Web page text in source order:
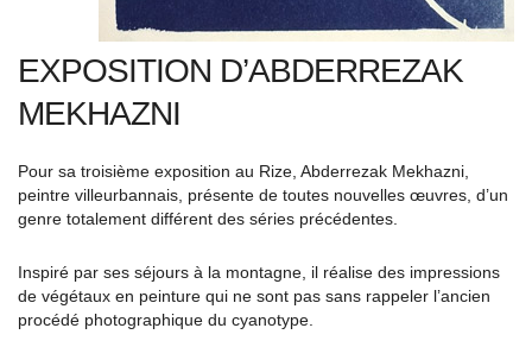
EXPOSITION D’ABDERREZAK
MEKHAZNI
Pour sa troisième exposition au Rize, Abderrezak Mekhazni,
peintre villeurbannais, présente de toutes nouvelles œuvres, d’un
genre totalement différent des séries précédentes.
Inspiré par ses séjours à la montagne, il réalise des impressions
de végétaux en peinture qui ne sont pas sans rappeler l’ancien
procédé photographique du cyanotype.